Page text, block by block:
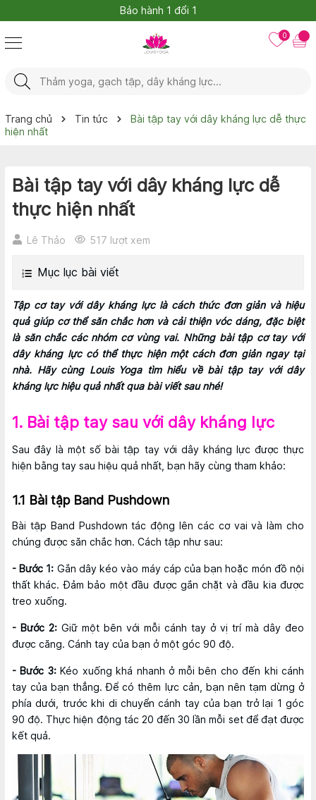
Bảo hành 1 đổi 1
0
Trang chủ Tin tức
Bài tập tay với dây kháng lực dễ thực
hiện nhất
Bài tập tay với dây kháng lực dễ
thực hiện nhất
Lê Thảo 517 lượt xem
Mục lục bài viết
Tập cơ tay với dây kháng lực là cách thức đơn giản và hiệu
quả giúp cơ thể săn chắc hơn và cải thiện vóc dáng, đặc biệt
là săn chắc các nhóm cơ vùng vai. Những bài tập cơ tay với
dây kháng lực có thể thực hiện một cách đơn giản ngay tại
nhà. Hãy cùng Louis Yoga tìm hiểu về bài tập tay với dây
kháng lực hiệu quả nhất qua bài viết sau nhé!
1. Bài tập tay sau với dây kháng lực
Sau đây là một số bài tập tay với dây kháng lực được thực
hiện bằng tay sau hiệu quả nhất, bạn hãy cùng tham khảo:
1.1 Bài tập Band Pushdown
Bài tập Band Pushdown tác động lên các cơ vai và làm cho
chúng được săn chắc hơn. Cách tập như sau:
- Bước 1: Gắn dây kéo vào máy cáp của bạn hoặc món đồ nội
thất khác. Đảm bảo một đầu được gắn chặt và đầu kia được
treo xuống.
- Bước 2: Giữ một bên với mỗi cánh tay ở vị trí mà dây đeo
được căng. Cánh tay của bạn ở một góc 90 độ.
- Bước 3:Kéo xuống khá nhanh ở mỗi bên cho đến khi cánh
tay của bạn thẳng. Để có thêm lực cản, bạn nên tạm dừng ở
phía dưới, trước khi di chuyển cánh tay của bạn trở lại 1 góc
90 độ. Thực hiện động tác 20 đến 30 lần mỗi set để đạt được
kết quả.